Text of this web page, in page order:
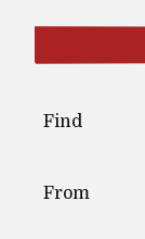
for:
Find
From